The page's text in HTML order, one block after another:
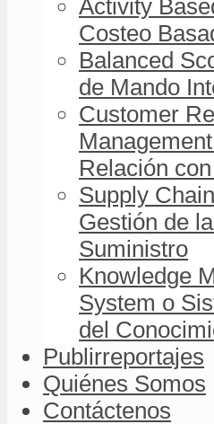
Activity
Costeo
Balanced
de Mando
Customer
Relación
Supply
Gestión de
Suministro
Knowledge
System o
del
Publirreportajes
Quiénes Somos
Contáctenos